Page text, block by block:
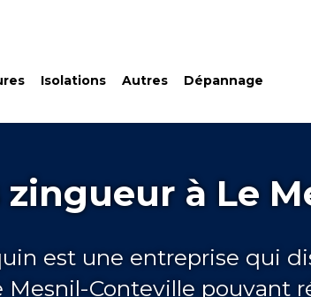
Isolations Autres Dépannage
à Le
est une entreprise qui
Mesnil-Conteville pouvant